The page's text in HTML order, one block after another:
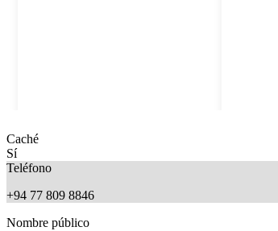
Caché
Sí
Teléfono
+94 77 809 8846
Nombre público